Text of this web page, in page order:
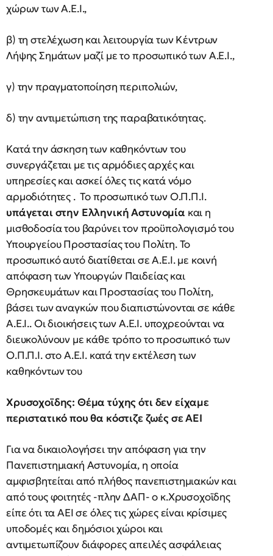
χώρων των Α.Ε.Ι.,
β) τη στελέχωση και λειτουργία των Κέντρων
Λήψης Σημάτων μαζί με το προσωπικό των Α.Ε.Ι.,
γ) την πραγματοποίηση περιπολιών,
δ) την αντιμετώπιση της παραβατικότητας.
Κατά την άσκηση των καθηκόντων του
συνεργάζεται με τις αρμόδιες αρχές και
υπηρεσίες και ασκεί όλες τις κατά νόμο
αρμοδιότητες . Το προσωπικό των Ο.Π.Π.Ι.
υπάγεται στην Ελληνική Αστυνομία και η
μισθοδοσία του βαρύνει τον προϋπολογισμό του
Υπουργείου Προστασίας του Πολίτη. Το
προσωπικό αυτό διατίθεται σε Α.Ε.Ι. με κοινή
απόφαση των Υπουργών Παιδείας και
Θρησκευμάτων και Προστασίας του Πολίτη,
βάσει των αναγκών που διαπιστώνονται σε κάθε
Α.Ε.Ι.. Οι διοικήσεις των Α.Ε.Ι. υποχρεούνται να
διευκολύνουν με κάθε τρόπο το προσωπικό των
Ο.Π.Π.Ι. στο Α.Ε.Ι. κατά την εκτέλεση των
καθηκόντων του
Χρυσοχοϊδης: Θέμα τύχης ότι δεν είχαμε
περιστατικό που θα κόστιζε ζωές σε ΑΕΙ
Για να δικαιολογήσει την απόφαση για την
Πανεπιστημιακή Αστυνομία, η οποία
αμφισβητείται από πλήθος πανεπιστημιακών και
από τους φοιτητές -πλην ΔΑΠ- ο κ.Χρυσοχοϊδης
είπε ότι τα ΑΕΙ σε όλες τις χώρες είναι κρίσιμες
υποδομές και δημόσιοι χώροι και
αντιμετωπίζουν διάφορες απειλές ασφάλειας